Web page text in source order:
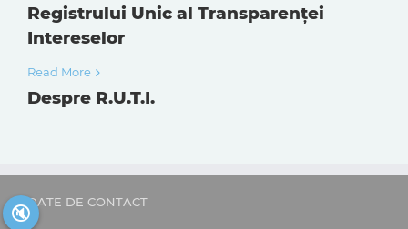
Registrului Unic al Transparenței
Intereselor
Read More
Despre R.U.T.I.
DATE DE CONTACT
🔇